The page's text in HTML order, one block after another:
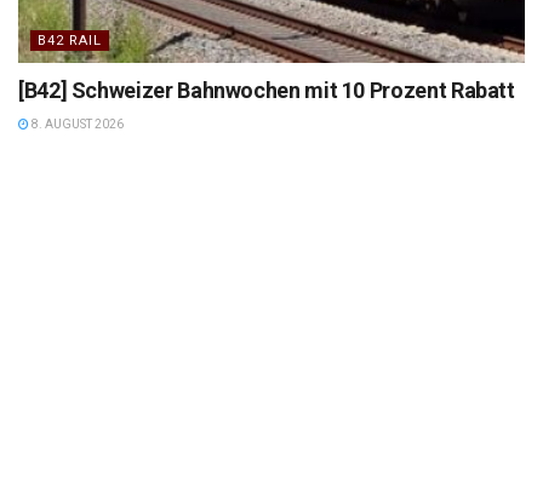
B42 RAIL
[B42] Schweizer Bahnwochen mit 10 Prozent Rabatt
8. AUGUST 2026